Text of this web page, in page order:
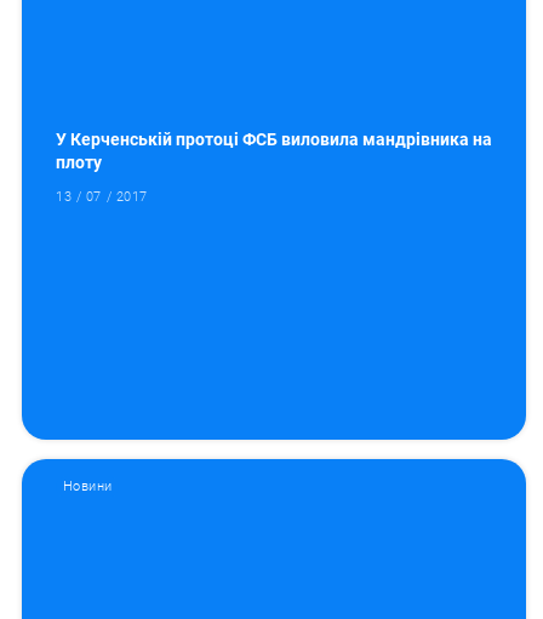
У Керченській протоці ФСБ виловила мандрівника на
плоту
13 / 07 / 2017
Новини